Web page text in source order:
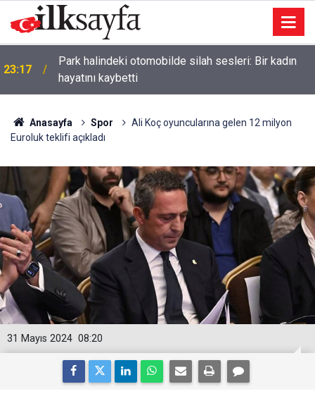
23:17
Park halindeki otomobilde silah sesleri: Bir kadın
hayatını kaybetti
Anasayfa Spor
Ali Koç oyuncularına gelen 12 milyon
Euroluk teklifi açıkladı
08:20
31 Mayıs 2024